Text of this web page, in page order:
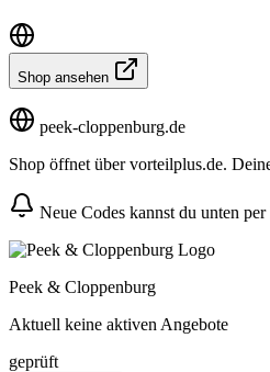
Shop ansehen
peek-cloppenburg.de
Shop öffnet über vorteilplus.de.
Neue Codes kannst du unten
Peek & Cloppenburg
Aktuell keine aktiven Angebote
geprüft